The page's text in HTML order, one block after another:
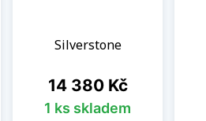
Silverstone
Cena
14 380 Kč
1 ks skladem